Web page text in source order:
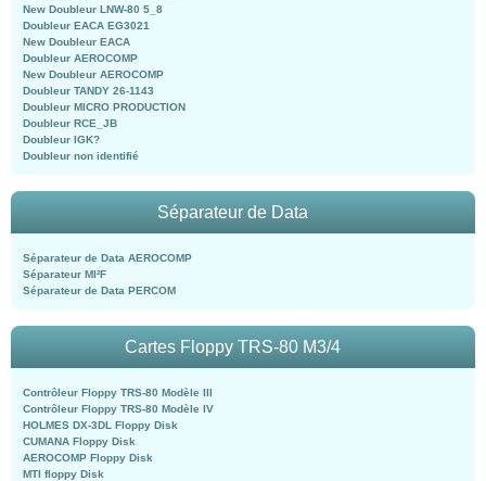
New Doubleur LNW-80 5_8
Doubleur EACA EG3021
New Doubleur EACA
Doubleur AEROCOMP
New Doubleur AEROCOMP
Doubleur TANDY 26-1143
Doubleur MICRO PRODUCTION
Doubleur RCE_JB
Doubleur IGK?
Doubleur non identifié
Séparateur de Data
Séparateur de Data AEROCOMP
Séparateur MI²F
Séparateur de Data PERCOM
Cartes Floppy TRS-80 M3/4
Contrôleur Floppy TRS-80 Modèle III
Contrôleur Floppy TRS-80 Modèle IV
HOLMES DX-3DL Floppy Disk
CUMANA Floppy Disk
AEROCOMP Floppy Disk
MTI floppy Disk